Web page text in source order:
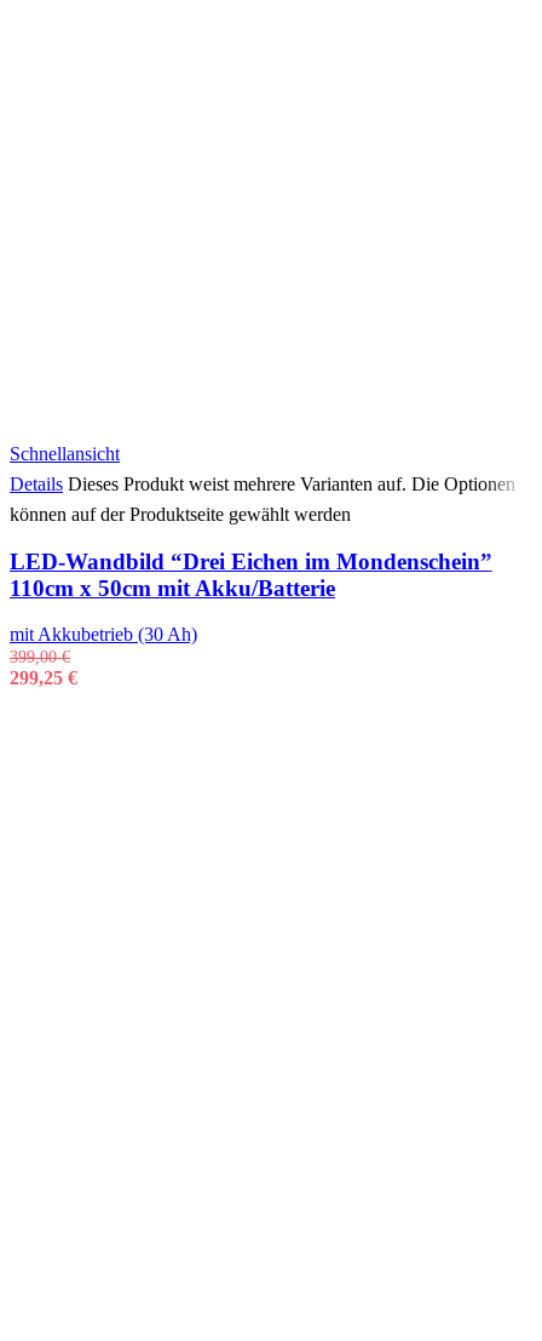
Schnellansicht
Details Dieses Produkt weist mehrere Varianten auf. Die Optionen
können auf der Produktseite gewählt werden
LED-Wandbild “Drei Eichen im Mondenschein”
110cm x 50cm mit Akku/Batterie
mit Akkubetrieb (30 Ah)
399,00€
299,25 €